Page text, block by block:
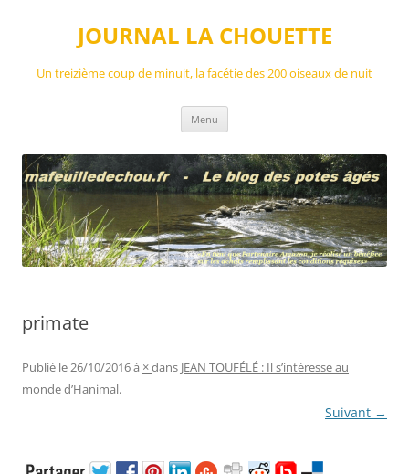
JOURNAL LA CHOUETTE
Un treizième coup de minuit, la facétie des 200 oiseaux de nuit
Menu
primate
Publié le26/10/2016à ×dans JEAN TOUFÉLÉ : Il s’intéresse au
monde d’Hanimal.
Suivant →